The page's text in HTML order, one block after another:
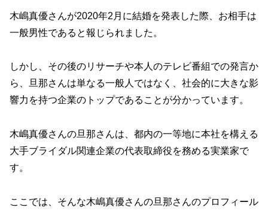
木嶋真優さんが2020年2月に結婚を発表した際、お相手は
一般男性であると報じられました。
しかし、その後のリサーチや本人のテレビ番組での発言か
ら、旦那さんは単なる一般人ではなく、社会的に大きな影
響力を持つ企業のトップであることが分かっています。
木嶋真優さんの旦那さんは、都内の一等地に本社を構える
大手ブライダル関連企業の代表取締役を務める実業家で
す。
ここでは、そんな木嶋真優さんの旦那さんのプロフィール